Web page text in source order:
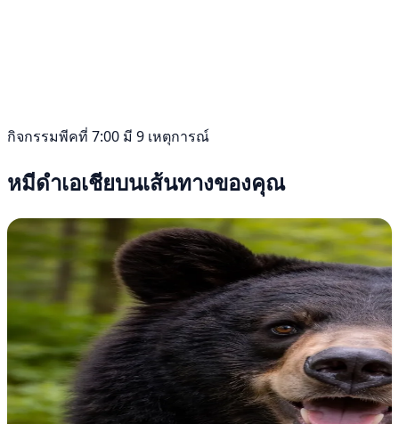
กิจกรรมพีคที่ 7:00 มี 9 เหตุการณ์
หมีดำเอเชียบนเส้นทางของคุณ